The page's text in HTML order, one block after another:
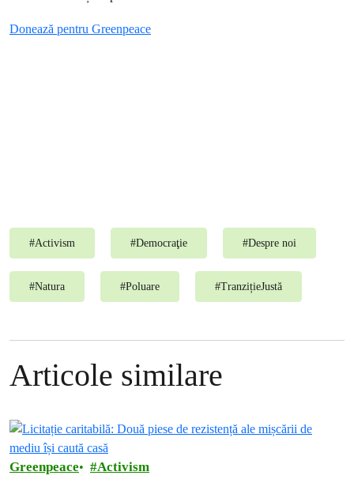
Donează pentru Greenpeace
#Activism #Democraţie #Despre noi
#Natura #Poluare #TranzițieJustă
Articole similare
Greenpeace Activism